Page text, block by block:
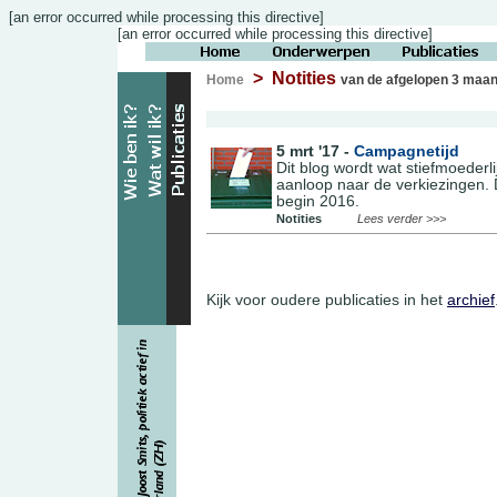
[an error occurred while processing this directive]
[an error occurred while processing this directive]
Home > Notities van de afgelopen 3
5 mrt '17 - Campagnetijd
Dit blog wordt wat
aanloop naar de verkiezingen.
begin 2016.
Notities Lees verder >>>
Kijk voor oudere publicaties in het archief